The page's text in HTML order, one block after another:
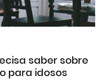
saber sobre
para idosos